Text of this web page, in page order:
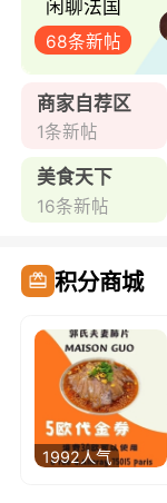
闲聊法国
68条新帖
商家自荐区
1条新帖
美食天下
16条新帖
积分商城
1992人气